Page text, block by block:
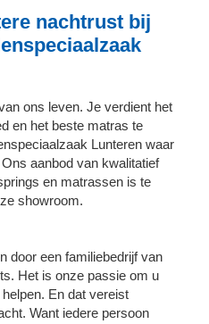
nachtrust bij
ons leven. Je verdient het
en het beste matras te
Lunteren waar
aanbod van kwalitatief
en matrassen is te
showroom.
door een familiebedrijf van
Het is onze passie om u
En dat vereist
Want iedere persoon